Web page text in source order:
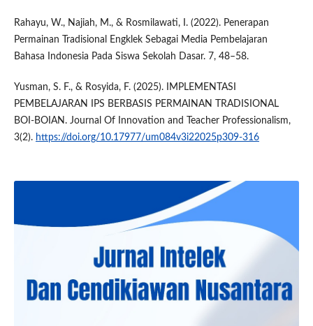
Rahayu, W., Najiah, M., & Rosmilawati, I. (2022). Penerapan
Permainan Tradisional Engklek Sebagai Media Pembelajaran
Bahasa Indonesia Pada Siswa Sekolah Dasar. 7, 48–58.
Yusman, S. F., & Rosyida, F. (2025). IMPLEMENTASI
PEMBELAJARAN IPS BERBASIS PERMAINAN TRADISIONAL
BOI-BOIAN. Journal Of Innovation and Teacher Professionalism,
3(2). https://doi.org/10.17977/um084v3i22025p309-316